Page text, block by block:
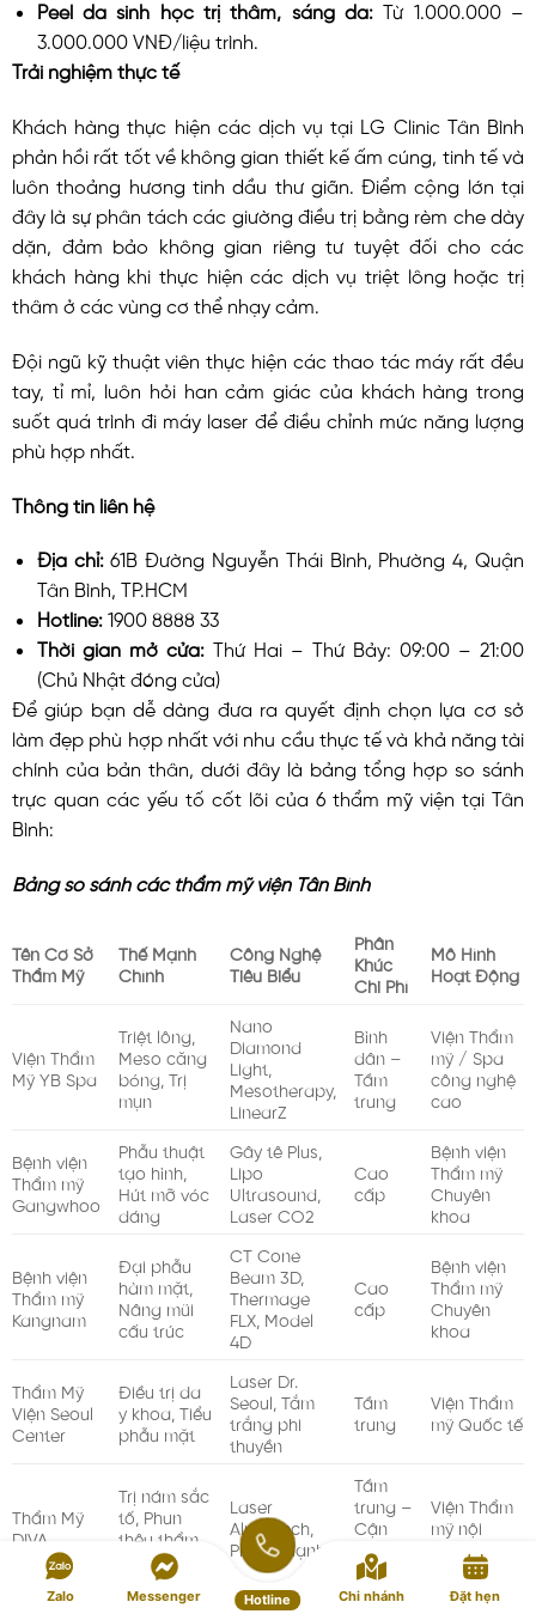
Peel da sinh học trị thâm, sáng da: Từ 1.000.000 –
3.000.000 VNĐ/liệu trình.
Trải nghiệm thực tế
Khách hàng thực hiện các dịch vụ tại LG Clinic Tân Bình
phản hồi rất tốt về không gian thiết kế ấm cúng, tinh tế và
luôn thoảng hương tinh dầu thư giãn. Điểm cộng lớn tại
đây là sự phân tách các giường điều trị bằng rèm che dày
dặn, đảm bảo không gian riêng tư tuyệt đối cho các
khách hàng khi thực hiện các dịch vụ triệt lông hoặc trị
thâm ở các vùng cơ thể nhạy cảm.
Đội ngũ kỹ thuật viên thực hiện các thao tác máy rất đều
tay, tỉ mỉ, luôn hỏi han cảm giác của khách hàng trong
suốt quá trình đi máy laser để điều chỉnh mức năng lượng
phù hợp nhất.
Thông tin liên hệ
Địa chỉ:61B Đường Nguyễn Thái Bình, Phường 4, Quận
Tân Bình, TP.HCM
Hotline: 1900 8888 33
Thời gian mở cửa: Thứ Hai – Thứ Bảy: 09:00 – 21:00
(Chủ Nhật đóng cửa)
Để giúp bạn dễ dàng đưa ra quyết định chọn lựa cơ sở
làm đẹp phù hợp nhất với nhu cầu thực tế và khả năng tài
chính của bản thân, dưới đây là bảng tổng hợp so sánh
trực quan các yếu tố cốt lõi của 6 thẩm mỹ viện tại Tân
Bình:
Bảng so sánh các thẩm mỹ viện Tân Bình
Tên Cơ Sở
Thẩm Mỹ
Thế Mạnh
Chính
Công Nghệ
Tiêu Biểu
Phân
Khúc
Chi Phí
Mô Hình
Hoạt Động
Viện Thẩm
Mỹ YB Spa
Triệt lông,
Meso căng
bóng, Trị
mụn
Nano
Diamond
Light,
Mesotherapy,
LinearZ
Bình
dân –
Tầm
trung
Viện Thẩm
mỹ / Spa
công nghệ
cao
Bệnh viện
Thẩm mỹ
Gangwhoo
Phẫu thuật
tạo hình,
Hút mỡ vóc
dáng
Gây tê Plus,
Lipo
Ultrasound,
Laser CO2
Cao
cấp
Bệnh viện
Thẩm mỹ
Chuyên
khoa
Bệnh viện
Thẩm mỹ
Kangnam
Đại phẫu
hàm mặt,
Nâng mũi
cấu trúc
CT Cone
Beam 3D,
Thermage
FLX, Model
4D
Cao
cấp
Bệnh viện
Thẩm mỹ
Chuyên
khoa
Thẩm Mỹ
Viện Seoul
Center
Điều trị da
y khoa, Tiểu
phẫu mặt
Laser Dr.
Seoul, Tắm
trắng phi
thuyền
Tầm
trung
Viện Thẩm
mỹ Quốc tế
Thẩm Mỹ
DIVA
Trị nám sắc
tố, Phun
thêu thẩm
Laser
Alphatech,
Plasma lạnh
Tầm
trung –
Cận
cấp
Viện Thẩm
mỹ nội
Trị thâm Deep L- Phòng
Zalo Messenger Hotline Chi nhánh Đặt hẹn